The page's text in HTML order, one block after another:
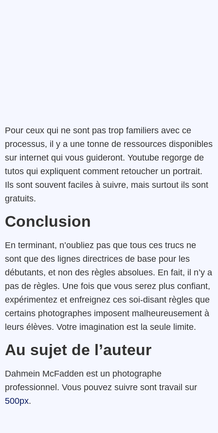
Pour ceux qui ne sont pas trop familiers avec ce
processus, il y a une tonne de ressources disponibles
sur internet qui vous guideront. Youtube regorge de
tutos qui expliquent comment retoucher un portrait.
Ils sont souvent faciles à suivre, mais surtout ils sont
gratuits.
Conclusion
En terminant, n’oubliez pas que tous ces trucs ne
sont que des lignes directrices de base pour les
débutants, et non des règles absolues. En fait, il n’y a
pas de règles. Une fois que vous serez plus confiant,
expérimentez et enfreignez ces soi-disant règles que
certains photographes imposent malheureusement à
leurs élèves. Votre imagination est la seule limite.
Au sujet de l’auteur
Dahmein McFadden est un photographe
professionnel. Vous pouvez suivre sont travail sur
500px.